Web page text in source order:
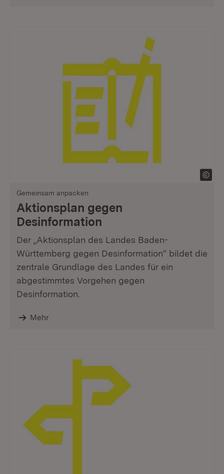
Gemeinsam anpacken
Aktionsplan gegen
Desinformation
Der „Aktionsplan des Landes Baden-
Württemberg gegen Desinformation“ bildet die
zentrale Grundlage des Landes für ein
abgestimmtes Vorgehen gegen
Desinformation.
Mehr